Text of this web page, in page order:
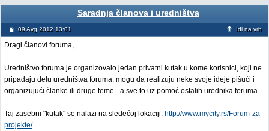
Saradnja članova i uredništva
09 Avg 2012 13:01 Idi na vrh
Dragi članovi foruma,
Uredništvo foruma je organizovalo jedan privatni kutak u kome korisnici, koji ne
pripadaju delu uredništva foruma, mogu da realizuju neke svoje ideje pišući i
organizujući članke ili druge teme - a sve to uz pomoć ostalih urednika foruma.
Taj zasebni "kutak" se nalazi na sledećoj lokaciji: http://www.mycity.rs/Forum-za-
projekte/